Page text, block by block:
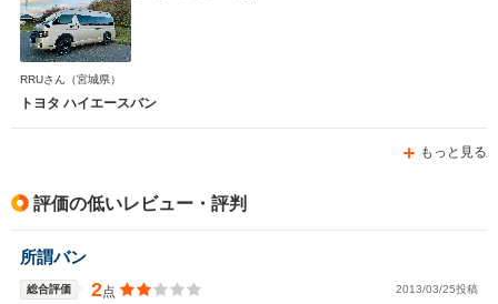
RRUさん （宮城県）
トヨタ ハイエースバン
もっと見る
評価の低いレビュー・評判
所謂バン
総合評価 2点 2013/03/25投稿